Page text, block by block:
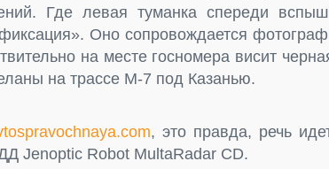
Где левая туманка спереди
Оно сопровождается
на месте госномера висит
на трассе М-7 под Казанью.
, это правда, речь
Jenoptic Robot MultaRadar CD.